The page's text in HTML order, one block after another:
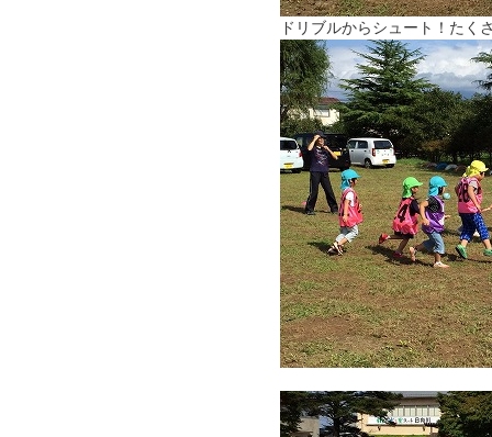
ドリブルからシュート！たく